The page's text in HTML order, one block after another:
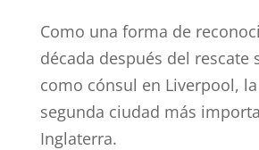
Como una forma de
década después del rescate
como cónsul en Liverpool,
segunda ciudad más
Inglaterra.